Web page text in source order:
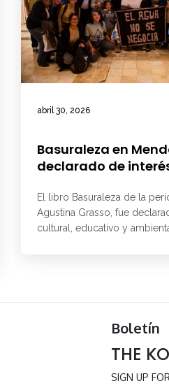
abril 30, 2026
Basuraleza en
declarado de
El libro Basuraleza de la
Agustina Grasso, fue
cultural, educativo y
Boletín
THE
SIGN UP